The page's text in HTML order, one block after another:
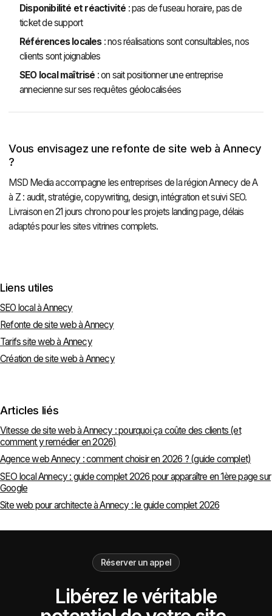
Disponibilité et réactivité : pas de fuseau horaire, pas de
ticket de support
Références locales: nos réalisations sont consultables, nos
clients sont joignables
SEO local maîtrisé : on sait positionner une entreprise
annecienne sur ses requêtes géolocalisées
Vous envisagez une refonte de site web à Annecy
?
MSD Media accompagne les entreprises de la région Annecy de A
à Z : audit, stratégie, copywriting, design, intégration et suivi SEO.
Livraison en 21 jours chrono pour les projets landing page, délais
adaptés pour les sites vitrines complets.
Liens utiles
SEO local à Annecy
Refonte de site web à Annecy
Tarifs site web à Annecy
Création de site web à Annecy
Articles liés
Vitesse de site web à Annecy : pourquoi ça coûte des clients (et
comment y remédier en 2026)
Agence web Annecy : comment choisir en 2026 ? (guide complet)
SEO local Annecy : guide complet 2026 pour apparaître en 1ère page sur
Google
Site web pour architecte à Annecy : le guide complet 2026
Réserver un appel
Libérez le véritable